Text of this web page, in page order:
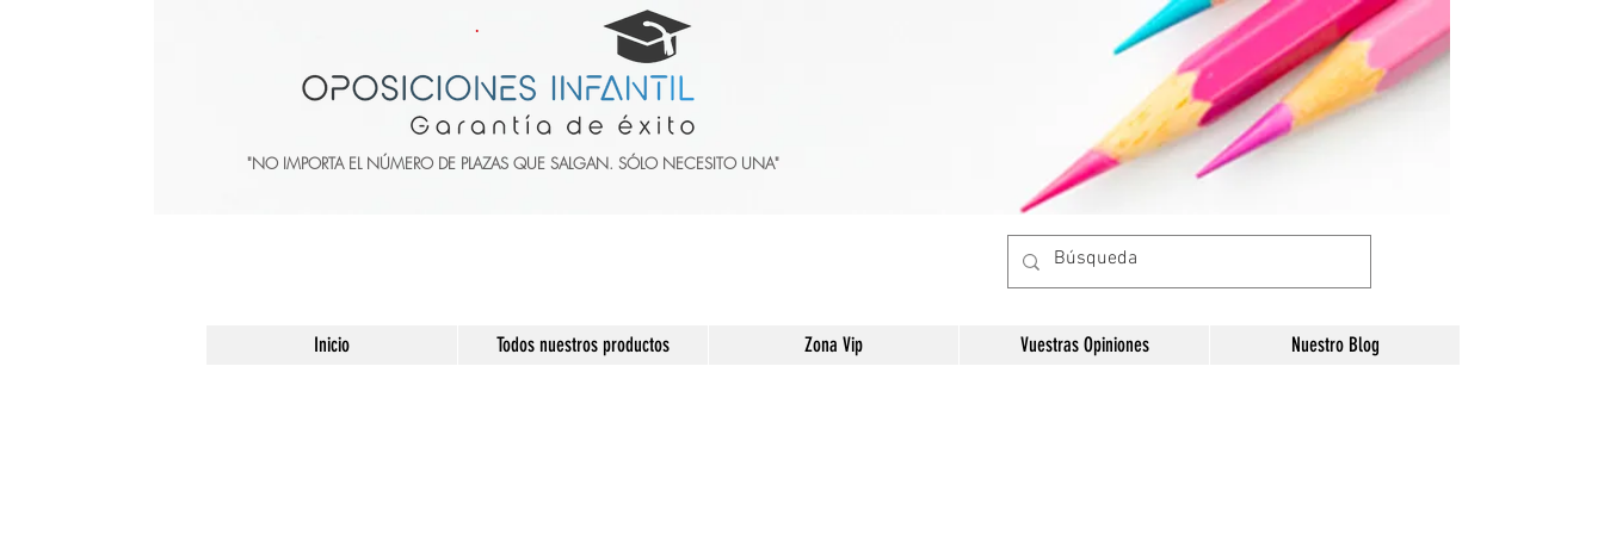
"NO IMPORTA EL NÚMERO DE PLAZAS QUE SALGAN. SÓLO NECESITO UNA"
Inicio Todos nuestros productos Zona Vip Vuestras Opiniones Nuestro Blog